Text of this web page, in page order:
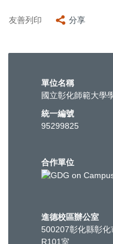
友善列印 分享
單位名稱
國立彰化師範大學
統一編號
95299825
合作單位
進德校區辦公室
500207彰化縣彰
R101室